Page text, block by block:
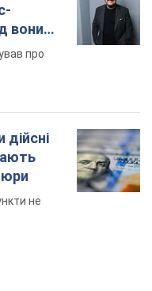
вони
про
не